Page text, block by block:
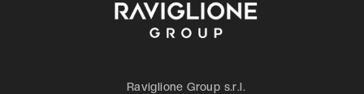
Raviglione Group s.r.l.